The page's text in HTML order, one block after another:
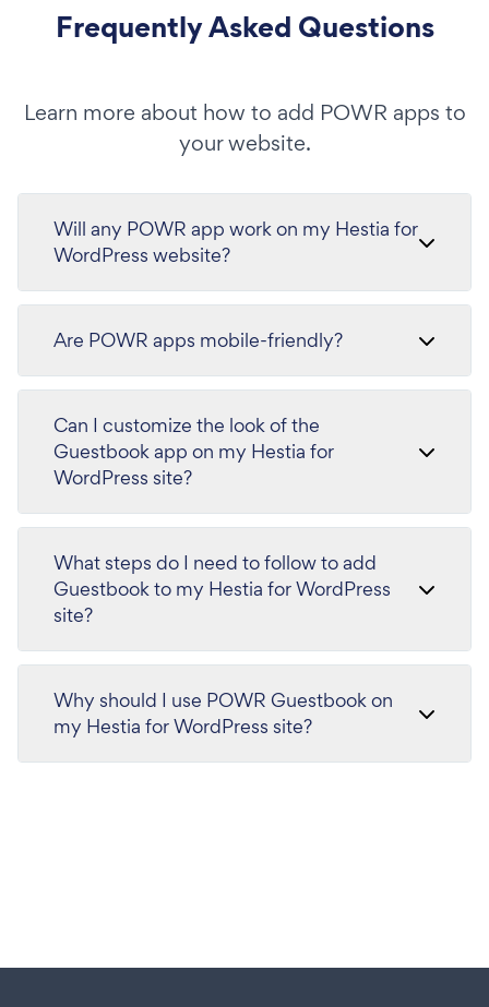
Frequently Asked Questions
Learn more about how to add POWR apps to
your website.
Will any POWR app work on my Hestia for
WordPress website?
Are POWR apps mobile-friendly?
Can I customize the look of the
Guestbook app on my Hestia for
WordPress site?
What steps do I need to follow to add
Guestbook to my Hestia for WordPress
site?
Why should I use POWR Guestbook on
my Hestia for WordPress site?